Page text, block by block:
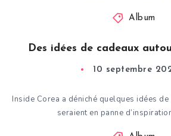
Album
Des idées de cadeaux
10 septembre
Inside Corea a déniché quelques idées
seraient en panne